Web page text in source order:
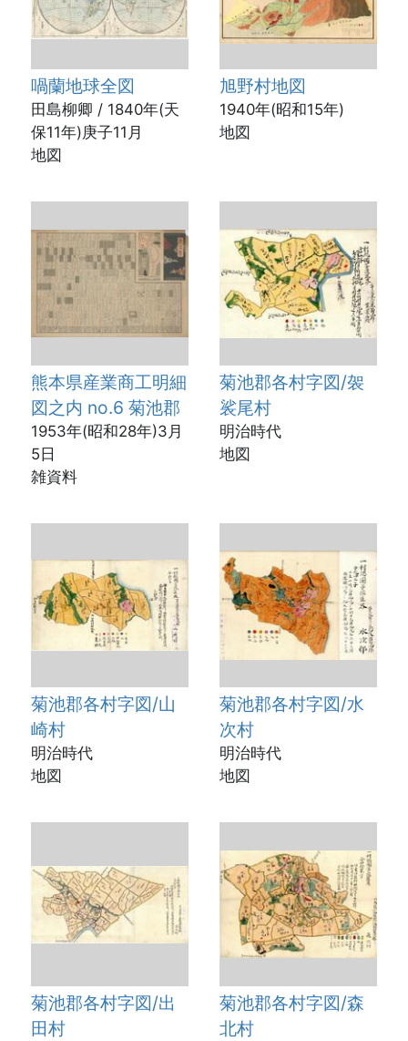
喎蘭地球全図
田島柳卿 / 1840年(天
保11年)庚子11月
地図
旭野村地図
1940年(昭和15年)
地図
熊本県産業商工明細
図之内 no.6 菊池郡
1953年(昭和28年)3月
5日
雑資料
菊池郡各村字図/袈
裟尾村
明治時代
地図
菊池郡各村字図/山
崎村
明治時代
地図
菊池郡各村字図/水
次村
明治時代
地図
菊池郡各村字図/出
田村
菊池郡各村字図/森
北村